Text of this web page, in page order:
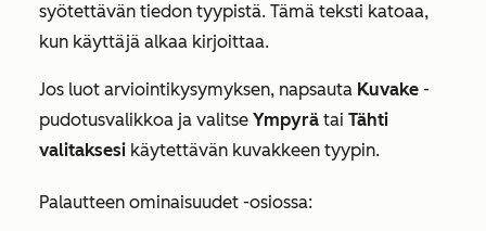
syötettävän tiedon tyypistä. Tämä teksti katoaa,
kun käyttäjä alkaa kirjoittaa.
Jos luot arviointikysymyksen, napsauta Kuvake -
pudotusvalikkoa ja valitse Ympyrä tai Tähti
valitaksesi käytettävän kuvakkeen tyypin.
Palautteen ominaisuudet -osiossa: